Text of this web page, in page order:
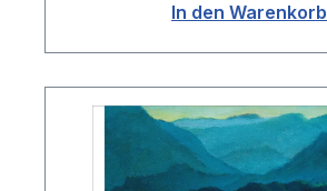
In den Warenkorb